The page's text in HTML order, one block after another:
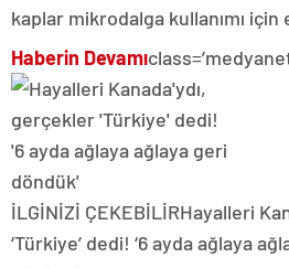
kaplar mikrodalga kullanımı için
Haberin Devamı
İLGİNİZİ ÇEKEBİLİRHayalleri
‘Türkiye’ dedi! ‘6 ayda ağlaya